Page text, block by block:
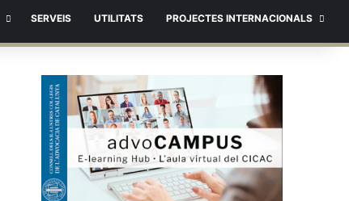
SERVEIS UTILITATS PROJECTES INTERNACIONALS